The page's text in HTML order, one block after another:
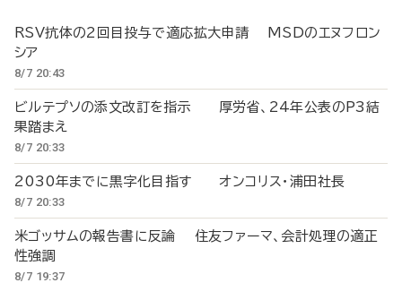
RSV抗体の2回目投与で適応拡大申請 MSDのエヌフロン
シア
8/7 20:43
ビルテプソの添文改訂を指示 厚労省、24年公表のP3結
果踏まえ
8/7 20:33
2030年までに黒字化目指す オンコリス・浦田社長
8/7 20:33
米ゴッサムの報告書に反論 住友ファーマ、会計処理の適正
性強調
8/7 19:37